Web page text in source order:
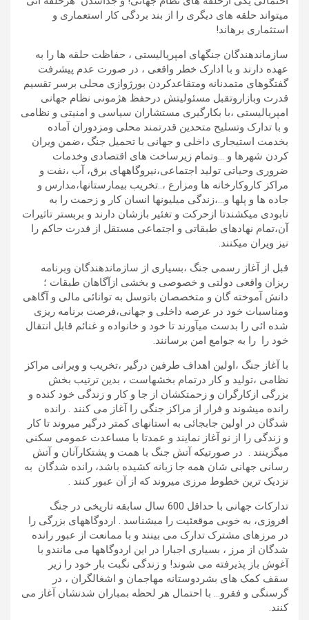
میتواند حلقه های دیگری را از بند بردگی کار استعماری و
استثماری برهاند!
سازماندهندگان جنگهای امپریالیستی ، حفاظت حلقه ها را به
عهده دارند و با ادارک خطر واقعی ، در صورت عدم پیشرفت
گفتگوهای متمدنانه ومتقاعدکردن بورژوازی محلی برسر تقسیم
قدرت وبازاروتقبل مسئولیتش درحفظ هژمونی نظام جهانی
امپریالیستی ،با بکارگیری مستشاران سیاسی و امنیتی و نظامی
و با تدارک وتسلیح متحدین قدرتمند محلی ومزدوران آماده
بخدمت استیجاری داخلی و جهانی با تحمیل جنگ ،ضمن ویران
کردن شهرها و …وتمام زیرساخت های اقتصادی وخدمات
ضروری وحیاتی تولید اجتماعی،نیروگاههای برق، آب ،نفت و
مراکز کاروکارخانه ها ومزارع ،..تخریب بیمارستانها،مدارس و
جاده ها و پلها و…،زندگی میلیونها انسان کار و زحمت را به
نابودی میکشندتا ازحرکت و تغئیر بازشان دارند و بربستر تاثیرات
آن،تمام نهادهای طبقاتی و اجتماعی مستقل از قدرت حاکم را
نیز ویران میکنند.
قبل از آغاز رسمی جنگ ،بسیاری از سازماندهندگان وبرنامه
ریزان واقعی دولتی و خصوصی و بخشی ازآگاهان طبقات ؛
دانش آموخته گان و متخصصان باتوسل به توانائی مالی و آگاهی
ومناسبات خود در عرصه داخلی و جهانی،فرصت برنامه ریزی
شده ائی را بدست میآورند تا خود و خانواده و غنائم قابل انتقال
خود را را به جوامع امن برسانند.
با آغاز جنگ ،اولین اهداف طرفین درگیر ،تخریب و ویرانی مراکز
نظامی ،تولید و کار درتمام بخشهاست ، بدین ترتیب بخش
بزرگی ازکارگران و زحمتکشان از جا و کار و زندگی خود کنده و
رانده میشوند و فرار از مراکز جنگی را آغاز می کنند . رانده
شدگان در اولین جابجائی به استانهای کمتر درگیر میروند تا کار
و زندگی را از نو آغاز نمایند و عمدتا با مساعدت عمومی سکنی
میگزینند . در صورتیکه آتش جنگ با همت و پشتکارآنان و آتش
رسانی جهانی شان همه جا زبانه کشیده باشد، رانده شدگان به
نزدیک ترین خطوط مرزی میروند که از آن عبور کنند .
تدارکات جهانی با حداقل 600 سال سابقه تاریخی در جنگ
افروزی، به خوبی موقعئیت را میشناسد . اردوگاههای بزرگی را
در مرزهای مشترک تدارک می بینند و با ممانعت از عبور رانده
شدگان از مرز ، بسیاری اجبارا در این اردوگاهها می مانندو با
آغوش باز پذیرفته می شوند! و زندگی نگبت بار خود را زیر
سقف کمک های بشردوستانه مهاجمان و اشغالگران ، در
گرسنگی و فقرو… با احتمال هر لحظه بمباران شدنشان آغاز می
کنند.